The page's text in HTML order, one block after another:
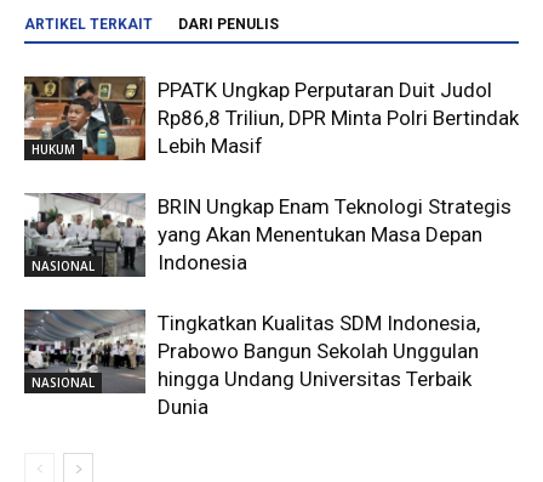
ARTIKEL TERKAIT DARI PENULIS
HUKUM
PPATK Ungkap Perputaran Duit Judol
Rp86,8 Triliun, DPR Minta Polri Bertindak
Lebih Masif
NASIONAL
BRIN Ungkap Enam Teknologi Strategis
yang Akan Menentukan Masa Depan
Indonesia
NASIONAL
Tingkatkan Kualitas SDM Indonesia,
Prabowo Bangun Sekolah Unggulan
hingga Undang Universitas Terbaik
Dunia